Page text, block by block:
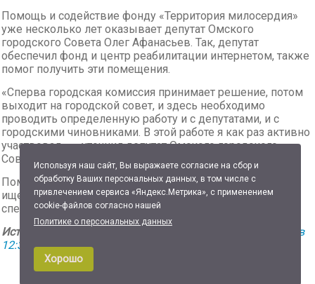
Помощь и содействие фонду «Территория милосердия»
уже несколько лет оказывает депутат Омского
городского Совета Олег Афанасьев. Так, депутат
обеспечил фонд и центр реабилитации интернетом, также
помог получить эти помещения.
«Сперва городская комиссия принимает решение, потом
выходит на городской совет, и здесь необходимо
проводить определенную работу и с депутатами, и с
городскими чиновниками. В этой работе я как раз активно
участвовал», – уточнил депутат Омского городского
Совета Олег Афанасьев.
Помочь фонду может любой желающий. Организация
ищет не только спонсоров, но и квалифицированных
специалистов по реабилитации.
Источник:
SuperOmsk.ru. Сетевое издание от 31.03.2022 в
12:32
Используя наш сайт, Вы выражаете согласие на сбор и
обработку Ваших персональных данных, в том числе с
привлечением сервиса «Яндекс.Метрика», с применением
cookie-файлов согласно нашей
Политике о персональных данных
Хорошо